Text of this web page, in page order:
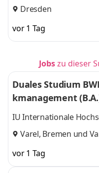
Dresden
vor 1 Tag
Jobszu dieser
Duales Studium
kmanagement
mbH
IU Internationale
Varel, Bremen und
vor 1 Tag